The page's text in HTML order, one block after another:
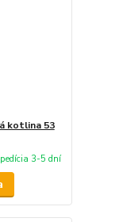
kotlina 53
3-5 dní